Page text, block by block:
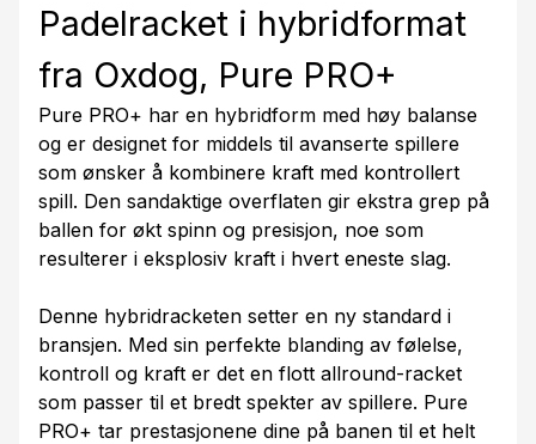
Padelracket i hybridformat
fra Oxdog, Pure PRO+
Pure PRO+ har en hybridform med høy balanse
og er designet for middels til avanserte spillere
som ønsker å kombinere kraft med kontrollert
spill. Den sandaktige overflaten gir ekstra grep på
ballen for økt spinn og presisjon, noe som
resulterer i eksplosiv kraft i hvert eneste slag.
Denne hybridracketen setter en ny standard i
bransjen. Med sin perfekte blanding av følelse,
kontroll og kraft er det en flott allround-racket
som passer til et bredt spekter av spillere. Pure
PRO+ tar prestasjonene dine på banen til et helt